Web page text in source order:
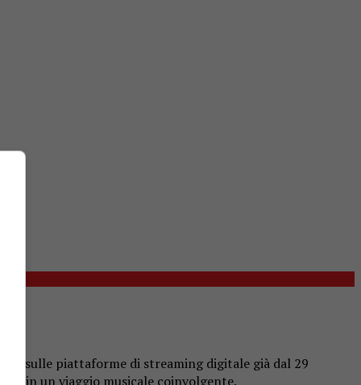
sulle piattaforme di streaming digitale già dal 29
in un viaggio musicale coinvolgente.